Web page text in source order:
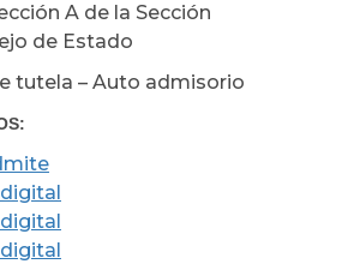
A de la Sección
de Estado
tutela – Auto admisorio